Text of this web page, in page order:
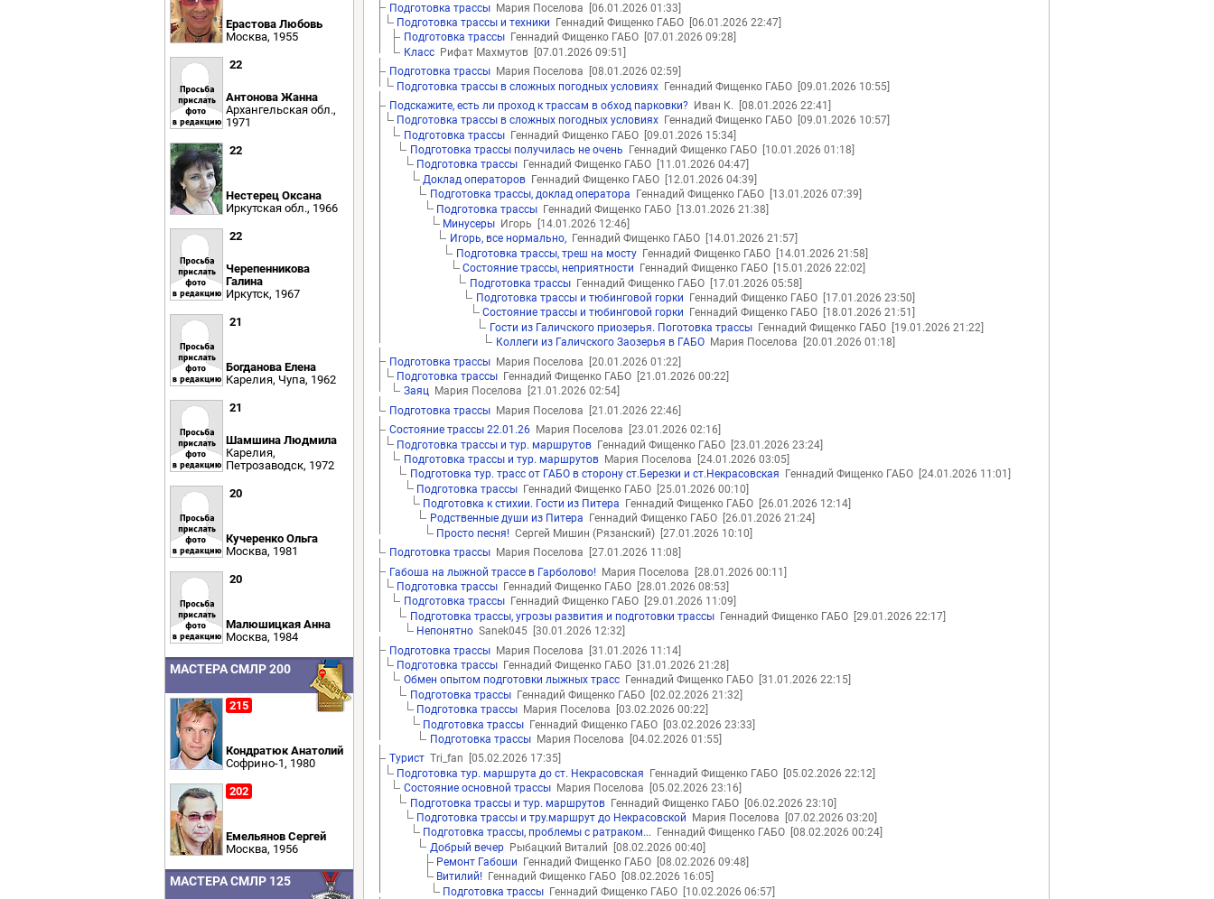
Ерастова Любовь
Москва, 1955
22
Антонова Жанна
Архангельская обл.,
1971
22
Нестерец Оксана
Иркутская обл., 1966
22
Черепенникова
Галина
Иркутск, 1967
21
Богданова Елена
Карелия, Чупа, 1962
21
Шамшина Людмила
Карелия,
Петрозаводск, 1972
20
Кучеренко Ольга
Москва, 1981
20
Малюшицкая Анна
Москва, 1984
МАСТЕРА СМЛР 200
215
Кондратюк Анатолий
Софрино-1, 1980
202
Емельянов Сергей
Москва, 1956
МАСТЕРА СМЛР 125
Подготовка трассыМария Поселова
[06.01.2026 01:33]
Подготовка трассы и техники Геннадий Фищенко ГАБО
[06.01.2026 22:47]
Подготовка трассыГеннадий Фищенко ГАБО
[07.01.2026 09:28]
КлассРифат Махмутов [07.01.2026 09:51]
Подготовка трассыМария Поселова
[08.01.2026 02:59]
Подготовка трассы в сложных погодных условиях Геннадий Фищенко ГАБО [09.01.2026 10:55]
Подскажите, есть ли проход к трассам в обход парковки?Иван К.
[08.01.2026 22:41]
Подготовка трассы в сложных погодных условиях Геннадий Фищенко ГАБО
[09.01.2026 10:57]
Подготовка трассыГеннадий Фищенко ГАБО [09.01.2026 15:34]
Подготовка трассы получилась не очень Геннадий Фищенко ГАБО
[10.01.2026 01:18]
Подготовка трассы Геннадий Фищенко ГАБО
[11.01.2026 04:47]
Доклад операторов Геннадий Фищенко ГАБО [12.01.2026 04:39]
Подготовка трассы, доклад оператора Геннадий Фищенко ГАБО
[13.01.2026 07:39]
Подготовка трассы Геннадий Фищенко ГАБО [13.01.2026 21:38]
Минусеры Игорь
[14.01.2026 12:46]
Игорь, все нормально,Геннадий Фищенко ГАБО
[14.01.2026 21:57]
Подготовка трассы, треш на мосту Геннадий Фищенко ГАБО [14.01.2026 21:58]
Состояние трассы, неприятности Геннадий Фищенко ГАБО
[15.01.2026 22:02]
Подготовка трассыГеннадий Фищенко ГАБО [17.01.2026 05:58]
Подготовка трассы и тюбинговой горки Геннадий Фищенко ГАБО
[17.01.2026 23:50]
Состояние трассы и тюбинговой горки Геннадий Фищенко ГАБО
[18.01.2026 21:51]
Гости из Галичского приозерья. Поготовка трассыГеннадий Фищенко ГАБО [19.01.2026 21:22]
Коллеги из Галичского Заозерья в ГАБОМария Поселова
[20.01.2026 01:18]
Подготовка трассыМария Поселова
[20.01.2026 01:22]
Подготовка трассы Геннадий Фищенко ГАБО
[21.01.2026 00:22]
ЗаяцМария Поселова
[21.01.2026 02:54]
Подготовка трассыМария Поселова
[21.01.2026 22:46]
Состояние трассы 22.01.26Мария Поселова
[23.01.2026 02:16]
Подготовка трассы и тур. маршрутов Геннадий Фищенко ГАБО [23.01.2026 23:24]
Подготовка трассы и тур. маршрутовМария Поселова
[24.01.2026 03:05]
Подготовка тур. трасс от ГАБО в сторону ст.Березки и ст.Некрасовская Геннадий Фищенко ГАБО
[24.01.2026 11:01]
Подготовка трассы Геннадий Фищенко ГАБО [25.01.2026 00:10]
Подготовка к стихии. Гости из Питера
Геннадий Фищенко ГАБО
[26.01.2026 12:14]
Родственные души из Питера Геннадий Фищенко ГАБО
[26.01.2026 21:24]
Просто песня! Сергей Мишин (Рязанский) [27.01.2026 10:10]
Подготовка трассыМария Поселова
[27.01.2026 11:08]
Габоша на лыжной трассе в Гарболово! Мария Поселова
[28.01.2026 00:11]
Подготовка трассы Геннадий Фищенко ГАБО
[28.01.2026 08:53]
Подготовка трассыГеннадий Фищенко ГАБО
[29.01.2026 11:09]
Подготовка трассы, угрозы развития и подготовки трассыГеннадий Фищенко ГАБО [29.01.2026 22:17]
Непонятно Sanek045
[30.01.2026 12:32]
Подготовка трассыМария Поселова
[31.01.2026 11:14]
Подготовка трассы Геннадий Фищенко ГАБО
[31.01.2026 21:28]
Обмен опытом подготовки лыжных трассГеннадий Фищенко ГАБО
[31.01.2026 22:15]
Подготовка трассыГеннадий Фищенко ГАБО [02.02.2026 21:32]
Подготовка трассы Мария Поселова
[03.02.2026 00:22]
Подготовка трассы Геннадий Фищенко ГАБО [03.02.2026 23:33]
Подготовка трассыМария Поселова
[04.02.2026 01:55]
ТуристTri_fan
[05.02.2026 17:35]
Подготовка тур. маршрута до ст. Некрасовская Геннадий Фищенко ГАБО [05.02.2026 22:12]
Состояние основной трассыМария Поселова
[05.02.2026 23:16]
Подготовка трассы и тур. маршрутовГеннадий Фищенко ГАБО [06.02.2026 23:10]
Подготовка трассы и тру.маршрут до Некрасовской Мария Поселова
[07.02.2026 03:20]
Подготовка трассы, проблемы с ратраком...
Геннадий Фищенко ГАБО
[08.02.2026 00:24]
Добрый вечерРыбацкий Виталий
[08.02.2026 00:40]
Ремонт Габоши Геннадий Фищенко ГАБО
[08.02.2026 09:48]
Витилий! Геннадий Фищенко ГАБО
[08.02.2026 16:05]
Подготовка трассы Геннадий Фищенко ГАБО [10.02.2026 06:57]